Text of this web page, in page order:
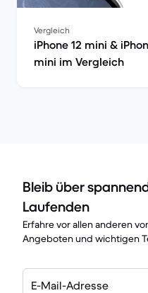
Vergleich
iPhone 12 mini &
mini im Vergleich
Bleib über
Laufenden
Erfahre vor allen anderen
Angeboten und wichtigen
E-Mail-Adresse